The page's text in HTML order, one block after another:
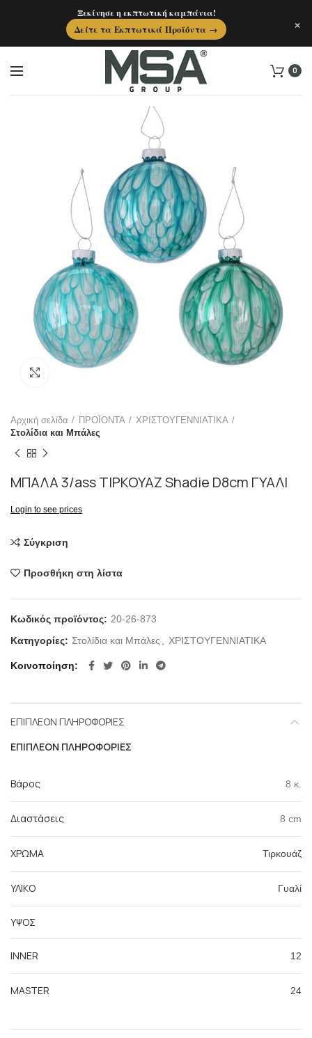
0
Αρχική σελίδα ΠΡΟΪΟΝΤΑ
ΧΡΙΣΤΟΥΓΕΝΝΙΑΤΙΚΑ
Στολίδια και Μπάλες
ΜΠΑΛΑ 3/ass ΤΙΡΚΟΥΑΖ Shadie D8cm ΓΥΑΛΙ
Login to see prices
Σύγκριση
Προσθήκη στη λίστα
Κωδικός προϊόντος: 20-26-873
Κατηγορίες: Στολίδια και Μπάλες ΧΡΙΣΤΟΥΓΕΝΝΙΑΤΙΚΑ
Κοινοποίηση
ΕΠΙΠΛΈΟΝ ΠΛΗΡΟΦΟΡΊΕΣ
ΕΠΙΠΛΈΟΝ ΠΛΗΡΟΦΟΡΊΕΣ
Βάρος 8 κ.
Διαστάσεις 8 cm
ΧΡΩΜΑ Τιρκουάζ
ΥΛΙΚΟ Γυαλί
ΥΨΟΣ
INNER 12
MASTER 24
Ξεκίνησε η εκπτωτική καμπάνια!
Δείτε τα Εκπτωτικά Προϊόντα →
×